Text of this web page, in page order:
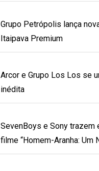
Grupo Petrópolis lança
Itaipava Premium
Arcor e Grupo Los Los se
inédita
SevenBoys e Sony trazem
filme “Homem-Aranha: Um